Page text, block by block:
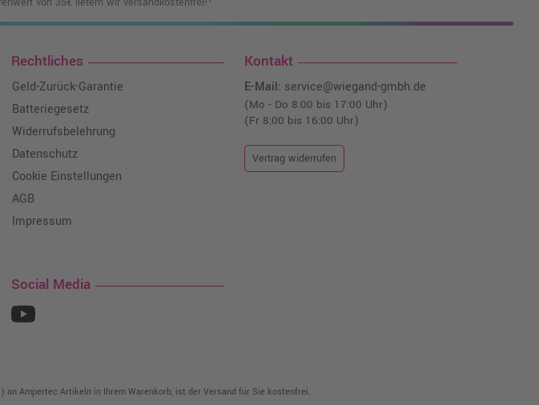
Rechtliches
Geld-Zurück-Garantie
Batteriegesetz
Widerrufsbelehrung
Datenschutz
Cookie Einstellungen
AGB
Impressum
Kontakt
E-Mail: service@wiegand-gmbh.de
(Mo - Do 8:00 bis 17:00 Uhr)
(Fr 8:00 bis 16:00 Uhr)
Vertrag widerrufen
Social Media
Ampertec Artikeln in Ihrem Warenkorb, ist der Versand für Sie kostenfrei.